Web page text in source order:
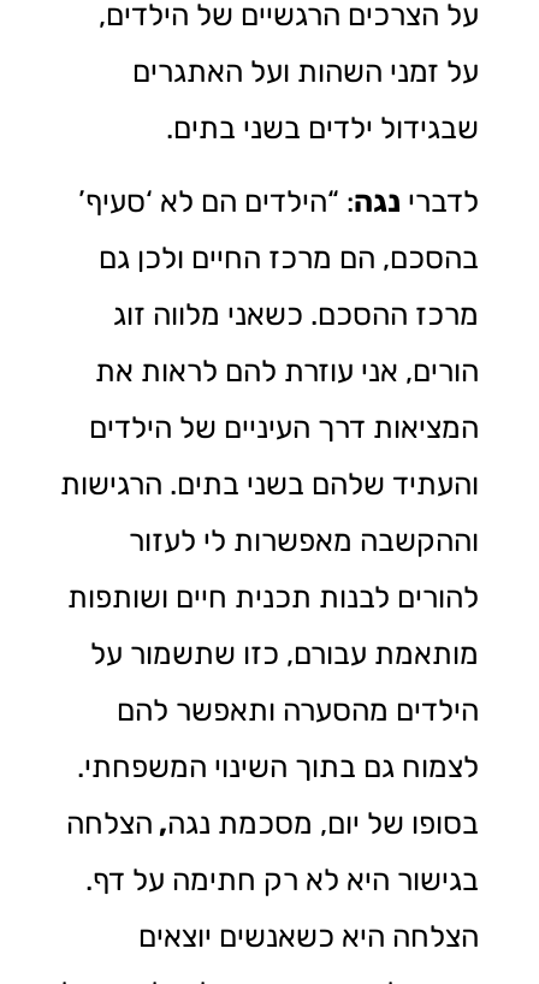
על הצרכים הרגשיים של הילדים,
על זמני השהות ועל האתגרים
שבגידול ילדים בשני בתים.
לדברי נגה: “הילדים הם לא ‘סעיף’
בהסכם, הם מרכז החיים ולכן גם
מרכז ההסכם. כשאני מלווה זוג
הורים, אני עוזרת להם לראות את
המציאות דרך העיניים של הילדים
והעתיד שלהם בשני בתים. הרגישות
וההקשבה מאפשרות לי לעזור
להורים לבנות תכנית חיים ושותפות
מותאמת עבורם, כזו שתשמור על
הילדים מהסערה ותאפשר להם
לצמוח גם בתוך השינוי המשפחתי.
בסופו של יום, מסכמת נגה, הצלחה
בגישור היא לא רק חתימה על דף.
הצלחה היא כשאנשים יוצאים